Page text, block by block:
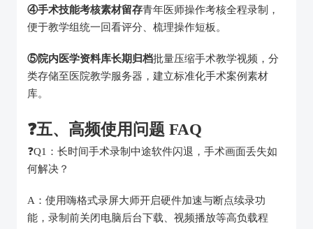
④手术技能考核素材留存青年医师操作考核全程录制，
便于教学组统一回看评分、梳理操作短板。
⑤院内医学资料库长期归档批量压缩手术教学视频，分
类存储至医院教学服务器，建立标准化手术案例素材
库。
❓️五、高频使用问题 FAQ
❓️Q1：长时间手术录制中途软件闪退，手术画面丢失如
何解决？
A：使用嗨格式录屏大师开启硬件加速与断点续录功
能，录制前关闭电脑后台下载、视频播放等高负载程